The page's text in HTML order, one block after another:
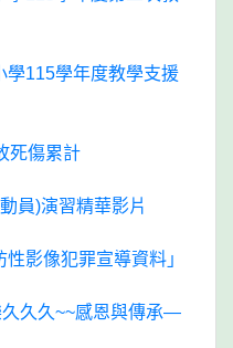
學115學年度教學支援
死傷累計
員)演習精華影片
影像犯罪宣導資料」
久久~~感恩與傳承—